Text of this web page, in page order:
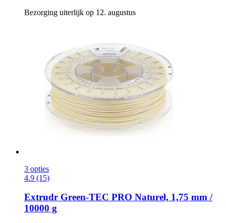
Bezorging uiterlijk op 12. augustus
3 opties
4.9 (15)
Extrudr Green-​TEC PRO Naturel, 1,75 mm /
10000 g